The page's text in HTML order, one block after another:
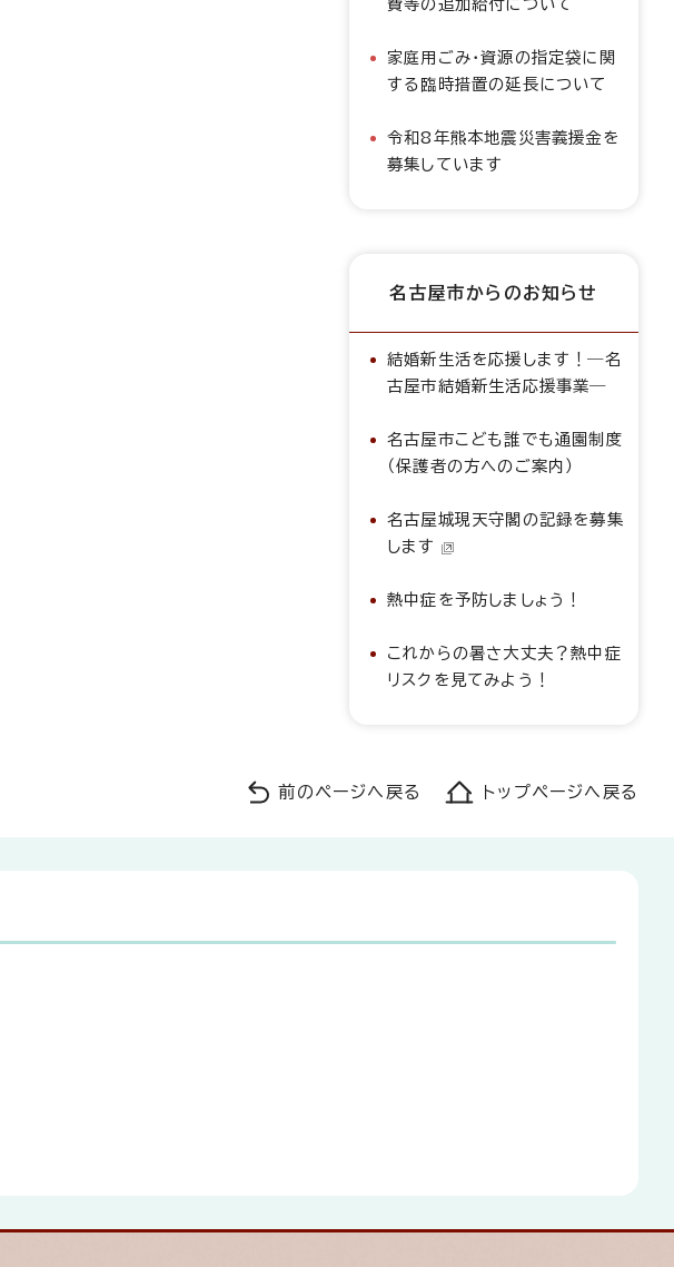
費等の追加給付について
家庭用ごみ・資源の指定袋に関
する臨時措置の延長について
令和8年熊本地震災害義援金を
募集しています
名古屋市からのお知らせ
結婚新生活を応援します！―名
古屋市結婚新生活応援事業―
名古屋市こども誰でも通園制度
（保護者の方へのご案内）
名古屋城現天守閣の記録を募集
します
熱中症を予防しましょう！
これからの暑さ大丈夫？熱中症
リスクを見てみよう！
前のページへ戻る トップページへ戻る